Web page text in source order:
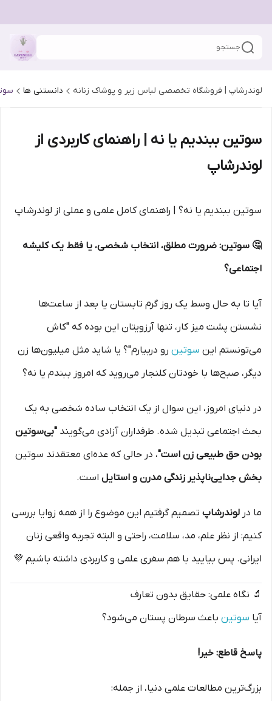
جستجو
لوندرشاپ | فروشگاه تخصصی لباس زیر و پوشاک زنانه دانستنی ها
سوتین ببندیم یا نه | راهنمای کاربردی از
لوندرشاپ
سوتین ببندیم یا نه؟ | راهنمای کامل علمی و عملی از لوندرشاپ
🤔 سوتین: ضرورت مطلق، انتخاب شخصی، یا فقط یک کلیشه
اجتماعی؟
آیا تا به حال وسط یک روز گرم تابستان یا بعد از ساعت‌ها
نشستن پشت میز کار، تنها آرزویتان این بوده که "کاش
می‌تونستم این سوتین رو دربیارم"؟ یا شاید مثل میلیون‌ها زن
دیگر، صبح‌ها با خودتان کلنجار می‌روید که امروز ببندم یا نه؟
در دنیای امروز، این سوال از یک انتخاب ساده شخصی به یک
بحث اجتماعی تبدیل شده. طرفداران آزادی می‌گویند "بی‌سوتین
بودن حق طبیعی زن است"، در حالی که عده‌ای معتقدند سوتین
بخش جدایی‌ناپذیر زندگی مدرن و استایل است.
ما در لوندرشاپ تصمیم گرفتیم این موضوع را از همه زوایا بررسی
کنیم: از نظر علم، مد، سلامت، راحتی و البته تجربه واقعی زنان
ایرانی. پس بیایید با هم سفری علمی و کاربردی داشته باشیم 💜
🔬 نگاه علمی: حقایق بدون تعارف
آیا سوتین باعث سرطان پستان می‌شود؟
پاسخ قاطع: خیر!
بزرگ‌ترین مطالعات علمی دنیا، از جمله: